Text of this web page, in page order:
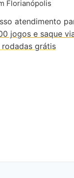
Florianópolis
atendimento
jogos e saque
grátis